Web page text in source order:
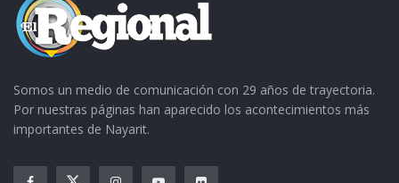
Somos un medio de comunicación con 29 años de trayectoria.
Por nuestras páginas han aparecido los acontecimientos más
importantes de Nayarit.